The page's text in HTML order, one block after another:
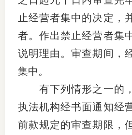
止经营者集中的决定，
者。作出禁止经营者集
说明理由。审查期间，
集中。
有下列情形之一的
执法机构经书面通知经
前款规定的审查期限，